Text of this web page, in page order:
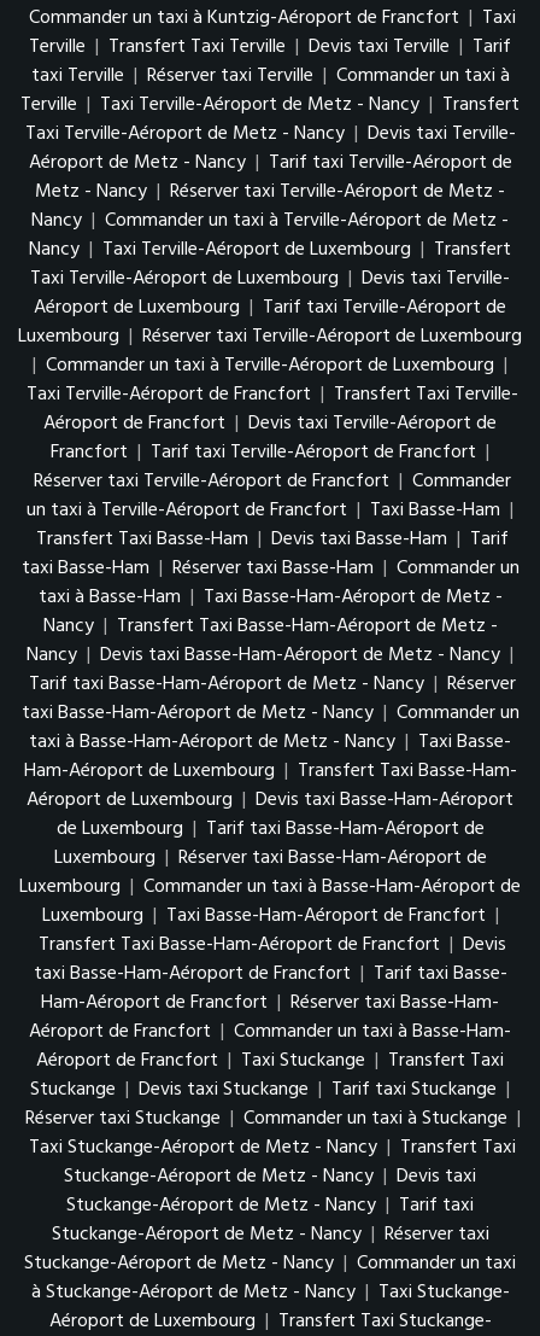
Commander un taxi à Kuntzig-Aéroport de Francfort | Taxi
Terville | Transfert Taxi Terville | Devis taxi Terville | Tarif
taxi Terville | Réserver taxi Terville | Commander un taxi à
Terville | Taxi Terville-Aéroport de Metz - Nancy | Transfert
Taxi Terville-Aéroport de Metz - Nancy | Devis taxi Terville-
Aéroport de Metz - Nancy | Tarif taxi Terville-Aéroport de
Metz - Nancy | Réserver taxi Terville-Aéroport de Metz -
Nancy | Commander un taxi à Terville-Aéroport de Metz -
Nancy | Taxi Terville-Aéroport de Luxembourg | Transfert
Taxi Terville-Aéroport de Luxembourg | Devis taxi Terville-
Aéroport de Luxembourg | Tarif taxi Terville-Aéroport de
Luxembourg | Réserver taxi Terville-Aéroport de Luxembourg
| Commander un taxi à Terville-Aéroport de Luxembourg |
Taxi Terville-Aéroport de Francfort | Transfert Taxi Terville-
Aéroport de Francfort | Devis taxi Terville-Aéroport de
Francfort | Tarif taxi Terville-Aéroport de Francfort |
Réserver taxi Terville-Aéroport de Francfort | Commander
un taxi à Terville-Aéroport de Francfort | Taxi Basse-Ham |
Transfert Taxi Basse-Ham | Devis taxi Basse-Ham | Tarif
taxi Basse-Ham | Réserver taxi Basse-Ham | Commander un
taxi à Basse-Ham | Taxi Basse-Ham-Aéroport de Metz -
Nancy | Transfert Taxi Basse-Ham-Aéroport de Metz -
Nancy | Devis taxi Basse-Ham-Aéroport de Metz - Nancy |
Tarif taxi Basse-Ham-Aéroport de Metz - Nancy | Réserver
taxi Basse-Ham-Aéroport de Metz - Nancy | Commander un
taxi à Basse-Ham-Aéroport de Metz - Nancy | Taxi Basse-
Ham-Aéroport de Luxembourg | Transfert Taxi Basse-Ham-
Aéroport de Luxembourg | Devis taxi Basse-Ham-Aéroport
de Luxembourg | Tarif taxi Basse-Ham-Aéroport de
Luxembourg | Réserver taxi Basse-Ham-Aéroport de
Luxembourg | Commander un taxi à Basse-Ham-Aéroport de
Luxembourg | Taxi Basse-Ham-Aéroport de Francfort |
Transfert Taxi Basse-Ham-Aéroport de Francfort | Devis
taxi Basse-Ham-Aéroport de Francfort | Tarif taxi Basse-
Ham-Aéroport de Francfort | Réserver taxi Basse-Ham-
Aéroport de Francfort | Commander un taxi à Basse-Ham-
Aéroport de Francfort | Taxi Stuckange | Transfert Taxi
Stuckange | Devis taxi Stuckange | Tarif taxi Stuckange |
Réserver taxi Stuckange | Commander un taxi à Stuckange |
Taxi Stuckange-Aéroport de Metz - Nancy | Transfert Taxi
Stuckange-Aéroport de Metz - Nancy | Devis taxi
Stuckange-Aéroport de Metz - Nancy | Tarif taxi
Stuckange-Aéroport de Metz - Nancy | Réserver taxi
Stuckange-Aéroport de Metz - Nancy | Commander un taxi
à Stuckange-Aéroport de Metz - Nancy | Taxi Stuckange-
Aéroport de Luxembourg | Transfert Taxi Stuckange-